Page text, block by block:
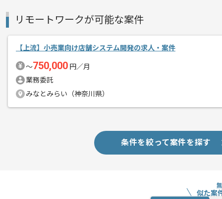
ご経験と実績に応じて別案件のご提案
経験豊富なメンバーと成長が出来る環境
リモートワークが可能な案件
【上流】小売業向け店舗システム開発の求人・案件
〜750,000 円／月
業務委託
みなとみらい（神奈川県）
条件を絞って案件を探す
似た案